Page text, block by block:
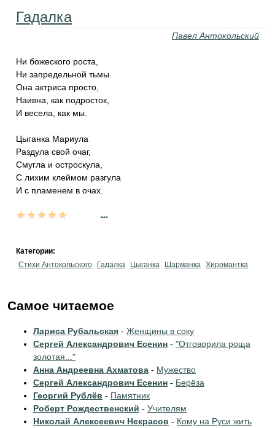
Гадалка
Павел Антокольский
Ни божеского роста,
Ни запредельной тьмы.
Она актриса просто,
Наивна, как подросток,
И весела, как мы.
Цыганка Мариула
Раздула свой очаг,
Смугла и остроскула,
С лихим клеймом разгула
И с пламенем в очах.
Категории:
Стихи Антокольского
Гадалка Цыганка Шарманка Хиромантка
Самое читаемое
Лариса Рубальская - Женщины в соку
Сергей Александрович Есенин - "Отговорила роща
золотая..."
Анна Андреевна Ахматова - Мужество
Сергей Александрович Есенин - Берёза
Георгий Рублёв - Памятник
Роберт Рождественский - Учителям
Николай Алексеевич Некрасов - Кому на Руси жить